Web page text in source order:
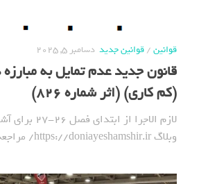
قوانین/قوانین جدید دسامبر 5, 2025
قانون جدید عدم تمایل به مبارزه
(کم کاری) (اثر شماره 826)
لازم الاجرا از
وبلاگ https://doniayeshamshir.ir/ مراجعه کنید.